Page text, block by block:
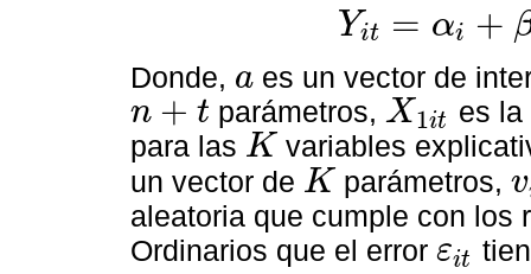
Yit = αi +
Yit =αi+ βXit+ vi+uit
Donde, a
a es un vector de
n + t
n +t parámetros, X1it
X1it es la
para las K
K
variables
un vector de K
K parámetros,v
vi
aleatoria que cumple con los
Ordinarios que el error εit
εit